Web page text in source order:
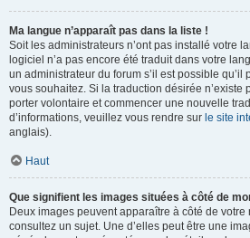
Ma langue n’apparaît pas dans la liste !
Soit les administrateurs n’ont pas installé votre
logiciel n’a pas encore été traduit dans votre
un administrateur du forum s’il est possible
vous souhaitez. Si la traduction désirée n’existe
porter volontaire et commencer une nouvelle
d’informations, veuillez vous rendre sur le site
anglais).
Haut
Que signifient les images situées à côté de
Deux images peuvent apparaître à côté de votre
consultez un sujet. Une d’elles peut être une